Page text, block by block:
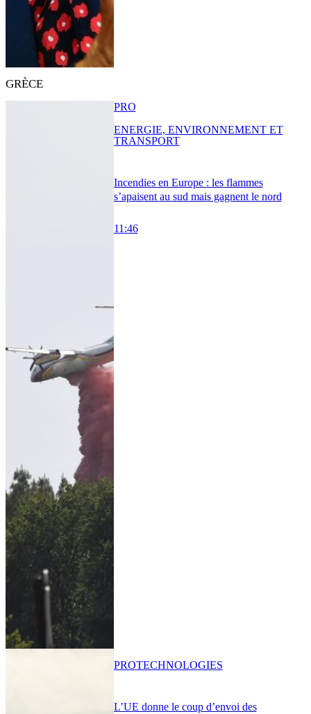
GRÈCE
Incendies en Europe : les flammes
s’apaisent au sud mais gagnent le nord
11:46
PRO
ENERGIE, ENVIRONNEMENT ET
TRANSPORT
L’UE donne le coup d’envoi des
PROTECHNOLOGIES